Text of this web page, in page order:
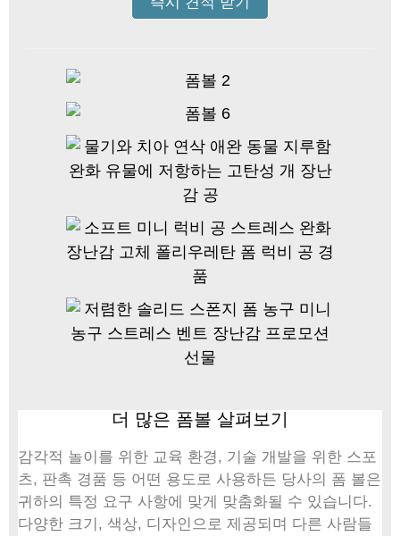
더 많은 폼볼 살펴보기
감각적 놀이를 위한 교육 환경, 기술 개발을 위한 스포
츠, 판촉 경품 등 어떤 용도로 사용하든 당사의 폼 볼은
귀하의 특정 요구 사항에 맞게 맞춤화될 수 있습니다.
다양한 크기, 색상, 디자인으로 제공되며 다른 사람들